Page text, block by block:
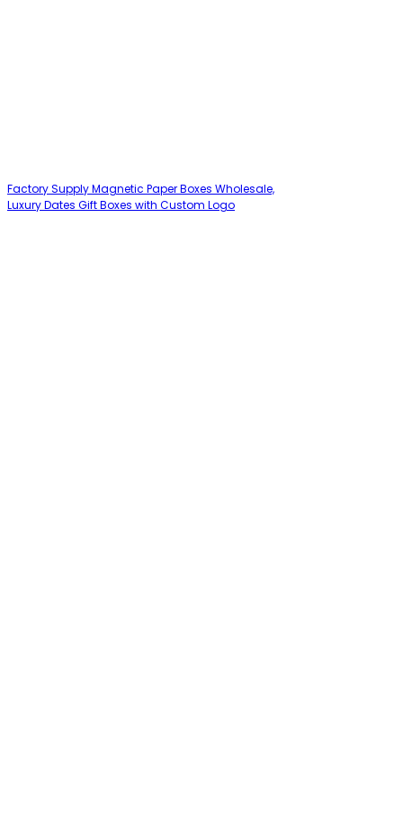
Factory Supply Magnetic Paper Boxes Wholesale,
Luxury Dates Gift Boxes with Custom Logo